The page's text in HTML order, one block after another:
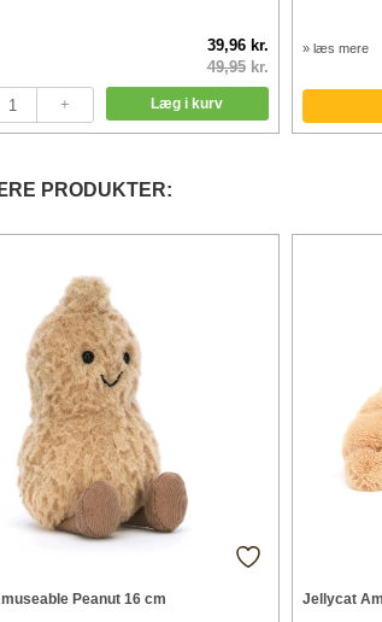
39,96 kr.
49,95kr.
» læs mere
PRODUKTER:
Peanut 16 cm Jellycat